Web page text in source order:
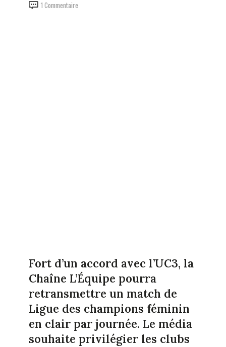
1 Commentaire
Fort d’un accord avec l’UC3, la
Chaîne L’Équipe pourra
retransmettre un match de
Ligue des champions féminin
en clair par journée. Le média
souhaite privilégier les clubs